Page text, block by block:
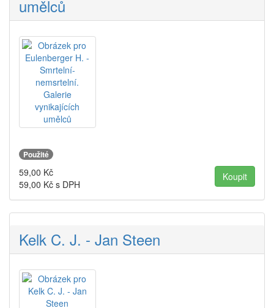
umělců
Použité
59,00 Kč
59,00 Kč s DPH
Kelk C. J. - Jan Steen